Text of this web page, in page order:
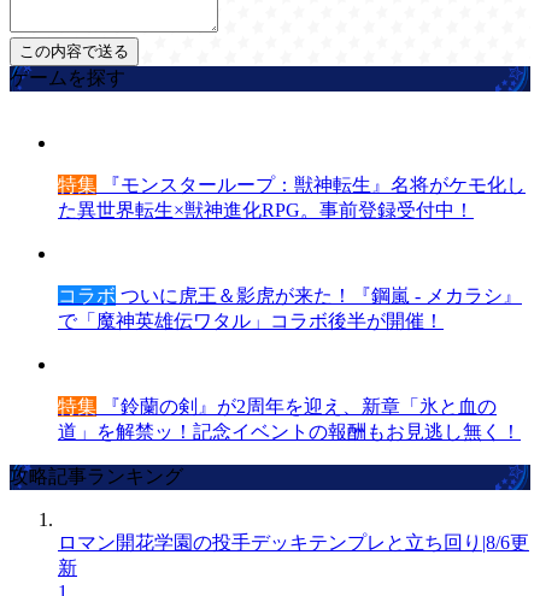
ゲームを探す
特集 『モンスターループ：獣神転生』名将がケモ化し
た異世界転生×獣神進化RPG。事前登録受付中！
コラボ ついに虎王＆影虎が来た！『鋼嵐 - メカラシ』
で「魔神英雄伝ワタル」コラボ後半が開催！
特集 『鈴蘭の剣』が2周年を迎え、新章「氷と血の
道」を解禁ッ！記念イベントの報酬もお見逃し無く！
攻略記事ランキング
ロマン開花学園の投手デッキテンプレと立ち回り|8/6更
新
1